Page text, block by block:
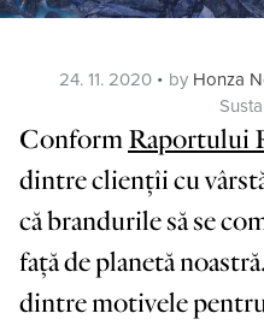
Posted
24. 11. 2020 by Honza
ConformRaportului
dintre cliențîi cu
că brandurile să se
față de planetă
dintre motivele